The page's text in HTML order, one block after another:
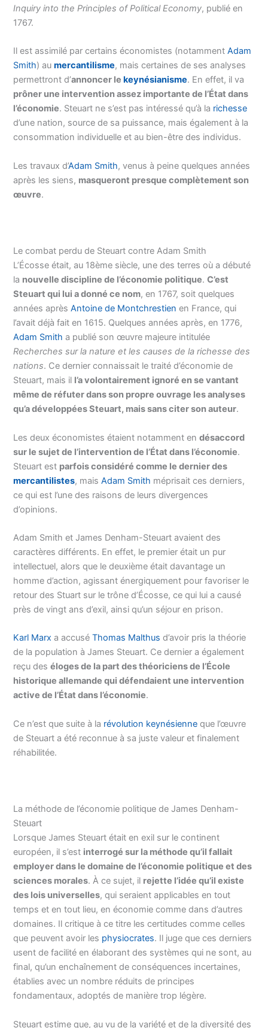
Inquiry into the Principles of Political Economy, publié en
1767.
Il est assimilé par certains économistes (notammentAdam
Smith) aumercantilisme, mais certaines de ses analyses
permettront d’annoncer le keynésianisme. En effet, il va
prôner une intervention assez importante de l’État dans
l’économie. Steuart ne s’est pas intéressé qu’à la richesse
d’une nation, source de sa puissance, mais également à la
consommation individuelle et au bien-être des individus.
Les travaux d’Adam Smith, venus à peine quelques années
après les siens, masqueront presque complètement son
œuvre.
Le combat perdu de Steuart contre Adam Smith
L’Écosse était, au 18ème siècle, une des terres où a débuté
la nouvelle discipline de l’économie politique.C’est
Steuart qui lui a donné ce nom, en 1767, soit quelques
années aprèsAntoine de Montchrestien en France, qui
l’avait déjà fait en 1615. Quelques années après, en 1776,
Adam Smith a publié son œuvre majeure intitulée
Recherches sur la nature et les causes de la richesse des
nations. Ce dernier connaissait le traité d’économie de
Steuart, mais il l’a volontairement ignoré en se vantant
même de réfuter dans son propre ouvrage les analyses
qu’a développées Steuart, mais sans citer son auteur.
Les deux économistes étaient notamment endésaccord
sur le sujet de l’intervention de l’État dans l’économie.
Steuart est parfois considéré comme le dernier des
mercantilistes, maisAdam Smith méprisait ces derniers,
ce qui est l’une des raisons de leurs divergences
d’opinions.
Adam Smith et James Denham-Steuart avaient des
caractères différents. En effet, le premier était un pur
intellectuel, alors que le deuxième était davantage un
homme d’action, agissant énergiquement pour favoriser le
retour des Stuart sur le trône d’Écosse, ce qui lui a causé
près de vingt ans d’exil, ainsi qu’un séjour en prison.
Karl Marx a accuséThomas Malthus d’avoir pris la théorie
de la population à James Steuart. Ce dernier a également
reçu deséloges de la part des théoriciens de l’École
historique allemande qui défendaient une intervention
active de l’État dans l’économie.
Ce n’est que suite à la révolution keynésienne que l’œuvre
de Steuart a été reconnue à sa juste valeur et finalement
réhabilitée.
La méthode de l’économie politique de James Denham-
Steuart
Lorsque James Steuart était en exil sur le continent
européen, il s’est interrogé sur la méthode qu’il fallait
employer dans le domaine de l’économie politique et des
sciences morales. À ce sujet, il rejette l’idée qu’il existe
des lois universelles, qui seraient applicables en tout
temps et en tout lieu, en économie comme dans d’autres
domaines. Il critique à ce titre les certitudes comme celles
que peuvent avoir les physiocrates. Il juge que ces derniers
usent de facilité en élaborant des systèmes qui ne sont, au
final, qu’un enchaînement de conséquences incertaines,
établies avec un nombre réduits de principes
fondamentaux, adoptés de manière trop légère.
Steuart estime que, au vu de la variété et de la diversité des